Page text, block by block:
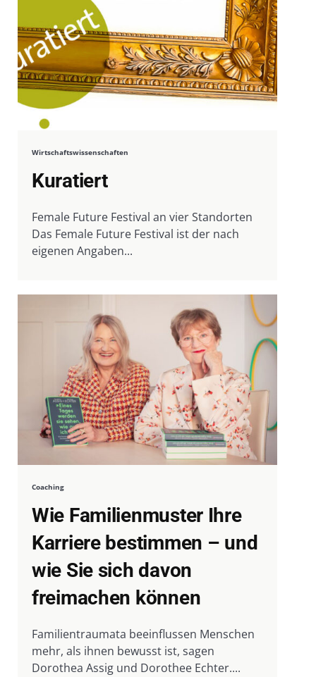
Wirtschaftswissenschaften
Kuratiert
Female Future Festival an vier Standorten
Das Female Future Festival ist der nach
eigenen Angaben...
Coaching
Wie Familienmuster Ihre
Karriere bestimmen – und
wie Sie sich davon
freimachen können
Familientraumata beeinflussen Menschen
mehr, als ihnen bewusst ist, sagen
Dorothea Assig und Dorothee Echter....